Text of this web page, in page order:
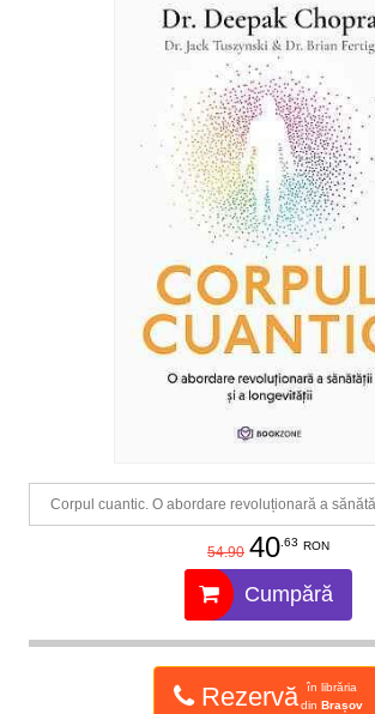
Corpul cuantic. O abordare revoluționară a
54.90 40.63 RON
Cumpără
Rezervă
în librăria
din Brașov